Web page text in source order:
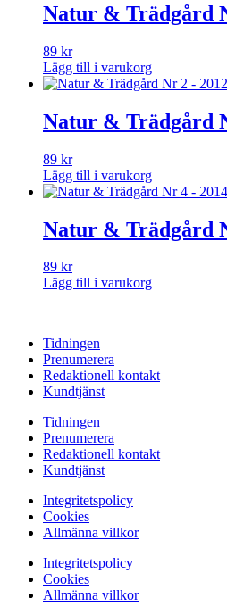
Natur & Trädgård
89 kr
Lägg till i varukorg
Natur & Trädgård
89 kr
Lägg till i varukorg
Natur & Trädgård
89 kr
Lägg till i varukorg
Tidningen
Prenumerera
Redaktionell kontakt
Kundtjänst
Tidningen
Prenumerera
Redaktionell kontakt
Kundtjänst
Integritetspolicy
Cookies
Allmänna villkor
Integritetspolicy
Cookies
Allmänna villkor